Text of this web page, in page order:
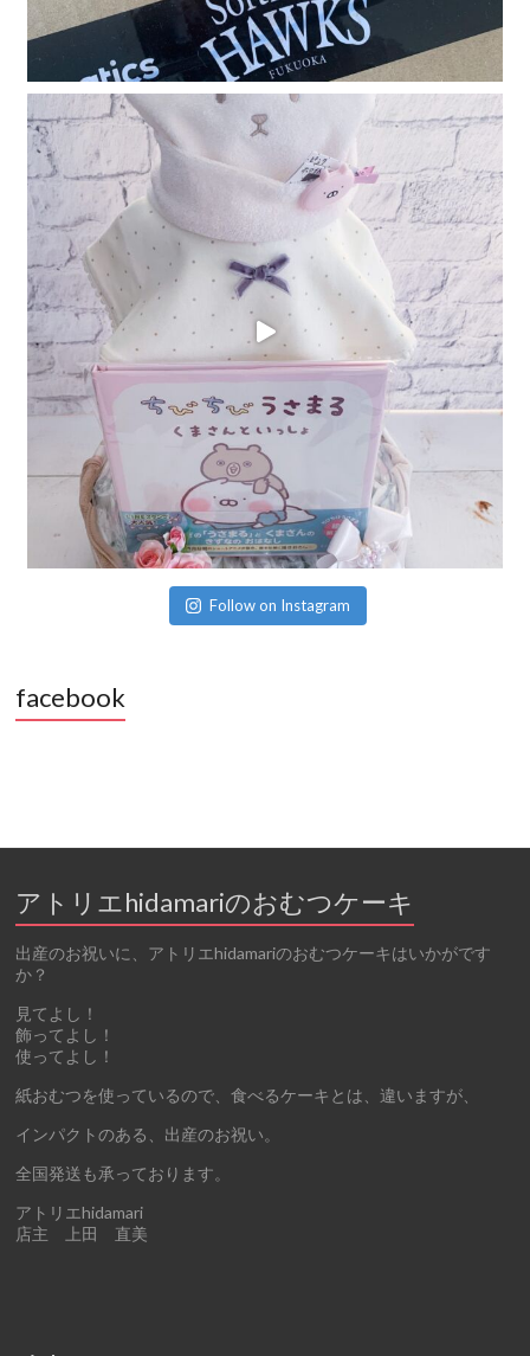
Follow on Instagram
facebook
アトリエhidamariのおむつケーキ
出産のお祝いに、アトリエhidamariのおむつケーキはいかがです
か？
見てよし！
飾ってよし！
使ってよし！
紙おむつを使っているので、食べるケーキとは、違いますが、
インパクトのある、出産のお祝い。
全国発送も承っております。
アトリエhidamari
店主 上田 直美